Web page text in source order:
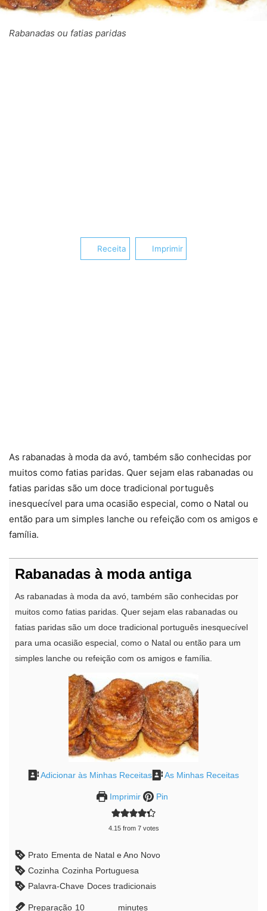
Rabanadas ou fatias paridas
Receita Imprimir
As rabanadas à moda da avó, também são conhecidas por
muitos como fatias paridas. Quer sejam elas rabanadas ou
fatias paridas são um doce tradicional português
inesquecível para uma ocasião especial, como o Natal ou
então para um simples lanche ou refeição com os amigos e
família.
Rabanadas à moda antiga
As rabanadas à moda da avó, também são conhecidas por
muitos como fatias paridas. Quer sejam elas rabanadas ou
fatias paridas são um doce tradicional português inesquecível
para uma ocasião especial, como o Natal ou então para um
simples lanche ou refeição com os amigos e família.
Adicionar às Minhas Receitas As Minhas Receitas
Imprimir Pin
4.15from 7votes
Prato Ementa de Natal e Ano Novo
Cozinha Cozinha Portuguesa
Palavra-Chave Doces tradicionais
Preparação 10minutes minutes